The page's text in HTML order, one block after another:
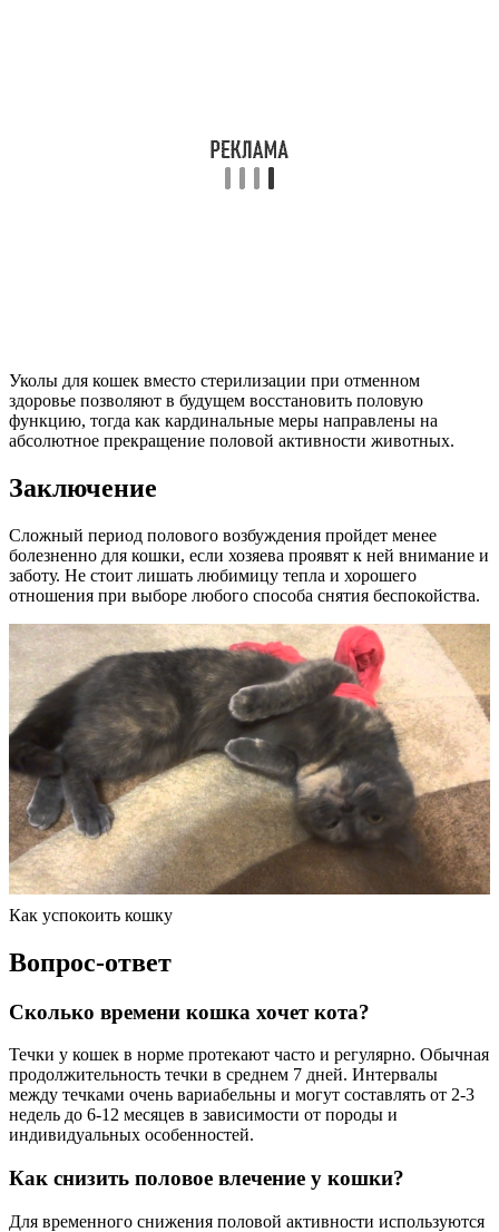
Уколы для кошек вместо стерилизации при отменном
здоровье позволяют в будущем восстановить половую
функцию, тогда как кардинальные меры направлены на
абсолютное прекращение половой активности животных.
Заключение
Сложный период полового возбуждения пройдет менее
болезненно для кошки, если хозяева проявят к ней внимание и
заботу. Не стоит лишать любимицу тепла и хорошего
отношения при выборе любого способа снятия беспокойства.
Как успокоить кошку
Вопрос-ответ
Сколько времени кошка хочет кота?
Течки у кошек в норме протекают часто и регулярно. Обычная
продолжительность течки в среднем 7 дней. Интервалы
между течками очень вариабельны и могут составлять от 2-3
недель до 6-12 месяцев в зависимости от породы и
индивидуальных особенностей.
Как снизить половое влечение у кошки?
Для временного снижения половой активности используются